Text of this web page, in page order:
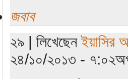
জবাব
২৯ | লিখেছেনইয়াসির
২৪/১০/২০১৩ -